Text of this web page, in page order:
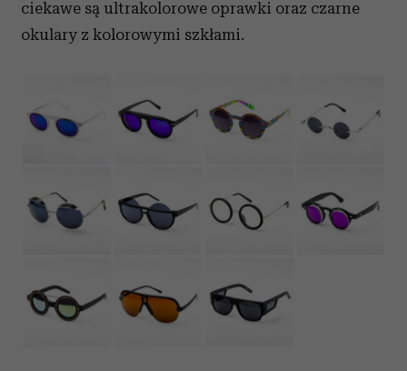
ciekawe są ultrakolorowe oprawki oraz czarne
okulary z kolorowymi szkłami.